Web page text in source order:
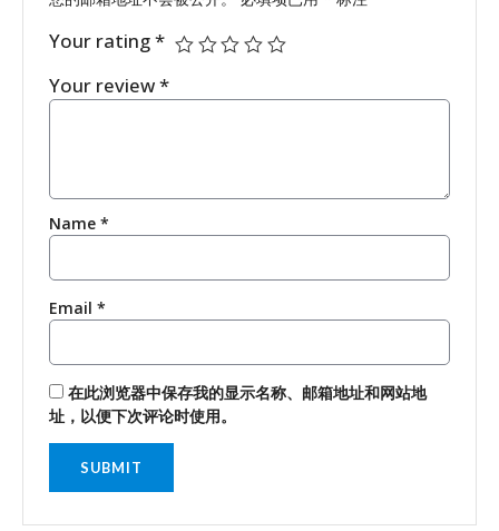
Your rating*
Your review*
Name*
Email*
在此浏览器中保存我的显示名称、邮箱地址和网站地
址，以便下次评论时使用。